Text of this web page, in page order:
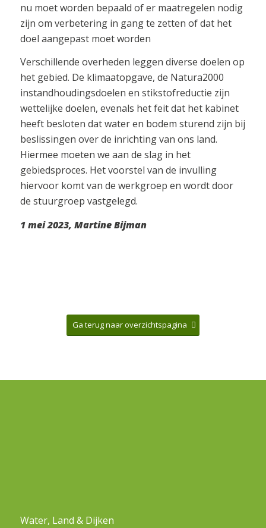
nu moet worden bepaald of er maatregelen nodig
zijn om verbetering in gang te zetten of dat het
doel aangepast moet worden
Verschillende overheden leggen diverse doelen op
het gebied. De klimaatopgave, de Natura2000
instandhoudingsdoelen en stikstofreductie zijn
wettelijke doelen, evenals het feit dat het kabinet
heeft besloten dat water en bodem sturend zijn bij
beslissingen over de inrichting van ons land.
Hiermee moeten we aan de slag in het
gebiedsproces. Het voorstel van de invulling
hiervoor komt van de werkgroep en wordt door
de stuurgroep vastgelegd.
1 mei 2023, Martine Bijman
Ga terug naar overzichtspagina
Water, Land & Dijken